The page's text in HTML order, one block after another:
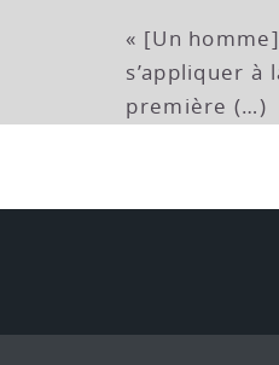
« [Un
s’appliquer
première (…)